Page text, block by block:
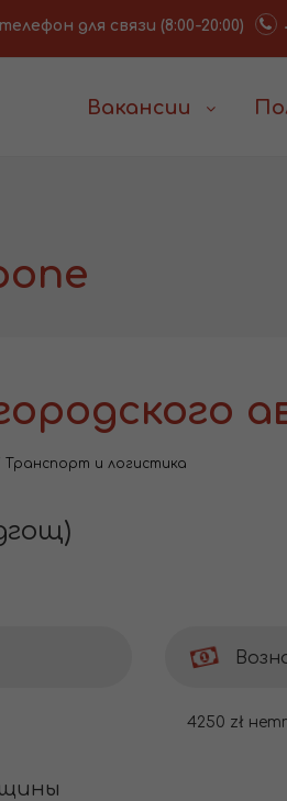
телефон для связи (8:00-20:00)
Вакансии
Транспорт и логистика
4250 zł